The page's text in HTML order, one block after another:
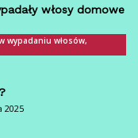
włosy domowe
wypadaniu włosów,
2025